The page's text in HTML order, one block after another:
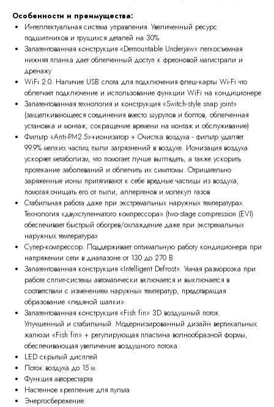
Особенности и преимущества:
Интеллектуальная система управления. Увеличенный ресурс
подшипников и трущихся деталей на 30%
Запатентованная конструкция «Demountable Underjaw» легкосъемная
нижняя планка дает облегченный доступ к фреоновой магистрали и
дренажу
WiFi 2.0. Наличие USB слота для подключения флеш-карты Wi-Fi что
облегчает подключение и использование функции WiFi на кондиционере
Запатентованная технология и конструкция «Switch-style snap joint»
(защелкивающееся соединения вместо шурупов и болтов, облегченная
установка и монтаж, сокращение времени на монтаж и обслуживание)
Фильтр «Anti-PM2.5»+ионизатор + Очистка воздуха - фильтр удаляет
99.9% мелких частиц пыли загрязнений в воздухе. Ионизация воздуха
ускоряет метаболизм, что помогает лучше выглядеть, а также ускорить
протекание заболеваний и облегчить их симптомы. Отрицательно
заряженные ионы притягивают к себе вредные частицы из воздуха,
помогая очищать его от пыли, аллергенов и молекул газов
Стабильная работа даже при экстремальных наружных температурах.
Технология «двухступенчатого компрессора» (two-stage compression (EVI)
обеспечивает быстрый обогрев/охлаждение даже при экстремальных
наружных температурах
Супер-компрессор. Поддерживает оптимальную работу кондиционера при
напряжении сети в диапазоне от 130 до 270 В
Запатентованная конструкция «Intelligent Defrost». Умная разморозка при
работе сплит-системы автоматически включается и выключается в
соответствии с изменением наружных температур, предотвращая
образование «ледяной шапки».
Запатентованная конструкция «Fish fin» 3D воздушный поток.
Улучшенный и стабильный. Модернизированный дизайн вертикальных
жалюзи «Fish fin» + регулирующая пластина волнообразной формы,
обеспечивающая увеличение воздушного потока.
LED скрытый дисплей
Поток воздуха до 15 м.
Функция авторестарта
Настенное крепление для пульта
Энергосбережение.